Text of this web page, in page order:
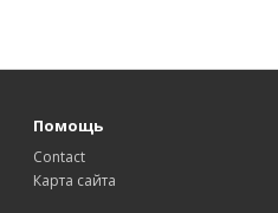
Помощь
Contact
Карта сайта